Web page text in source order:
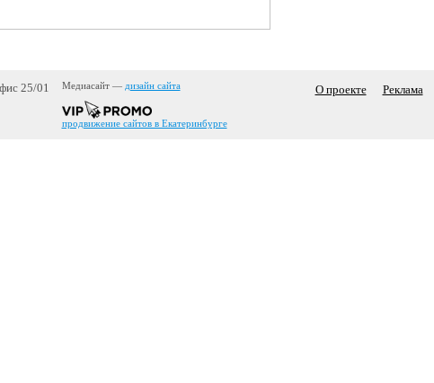
25/01
Медиасайт — дизайн сайта
продвижение сайтов в Екатеринбурге
О проекте Реклама